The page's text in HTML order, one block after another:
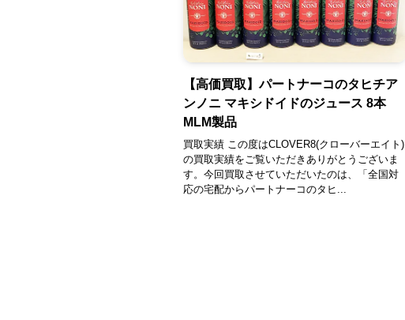
【高価買取】パートナーコのタヒチア
ンノニ マキシドイドのジュース 8本
MLM製品
買取実績 この度はCLOVER8(クローバーエイト)
の買取実績をご覧いただきありがとうございま
す。今回買取させていただいたのは、「全国対
応の宅配からパートナーコのタヒ...